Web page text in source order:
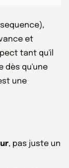
et
tant qu'il
dès qu'une
une
, pas juste un